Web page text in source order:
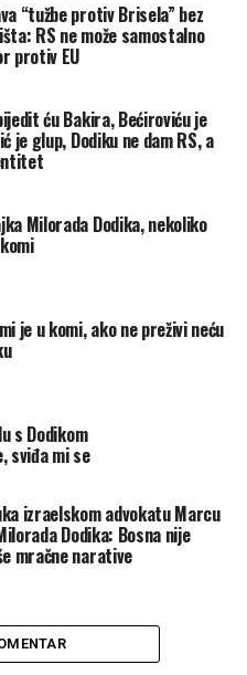
nema nijednog sigurnog
kako će “konačni
“višak” glasova.
svaki od ova tri bloka
pobijediti.
Pokreta za državu.
svoju listu ili budu
delegata i još četiri
zastupnik Naše stranke
da Dodik ne dobije
i Pokret za državu
slučaju nadmašila
jasne brojke”
tabelu.
i spinova,
Deja
“tužbe protiv Brisela” bez
RS ne može samostalno
protiv EU
ću Bakira, Bećiroviću je
je glup, Dodiku ne dam RS, a
Milorada Dodika, nekoliko
je u komi, ako ne preživi neću
s Dodikom
sviđa mi se
izraelskom advokatu Marcu
Dodika: Bosna nije
mračne narative